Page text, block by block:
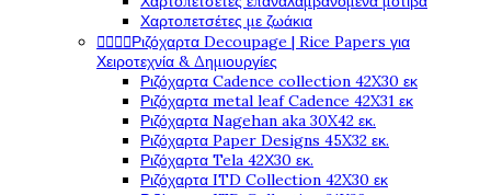
Χαρτοπετσέτες με ζωάκια
   Ριζόχαρτα Decoupage | Rice Papers για
Χειροτεχνία & Δημιουργίες
Ριζόχαρτα Cadence collection 42X30 εκ
Ριζόχαρτα metal leaf Cadence 42X31 εκ
Ριζόχαρτα Nagehan aka 30X42 εκ.
Ριζόχαρτα Paper Designs 45X32 εκ.
Ριζόχαρτα Tela 42Χ30 εκ.
Ριζόχαρτα ITD Collection 42X30 εκ